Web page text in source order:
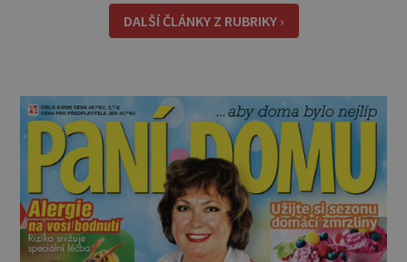
jen málokterá se vám nelíbí. Ačkoliv jsou
rozmanitě laděné, obvykle vyn
DALŠÍ ČLÁNKY Z RUBRIKY ›